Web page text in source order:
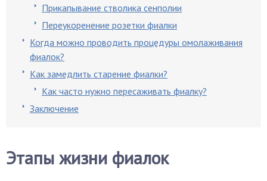
Прикапывание стволика сенполии
Переукоренение розетки фиалки
Когда можно проводить процедуры омолаживания
фиалок?
Как замедлить старение фиалки?
Как часто нужно пересаживать фиалку?
Заключение
Этапы жизни фиалок